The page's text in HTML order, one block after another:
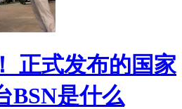
正式发布的国家
BSN是什么